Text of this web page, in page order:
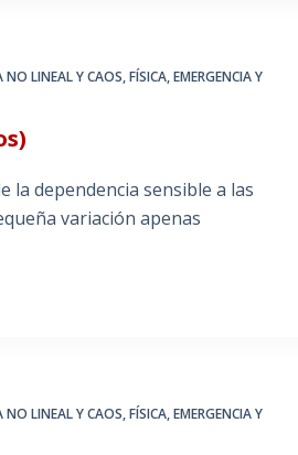
NO LINEAL Y CAOS,FÍSICA, EMERGENCIA Y
la dependencia sensible a las
variación apenas
NO LINEAL Y CAOS,FÍSICA, EMERGENCIA Y